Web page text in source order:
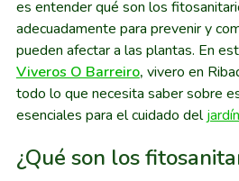
es entender qué son los
adecuadamente para prevenir y
pueden afectar a las plantas. En
Viveros O Barreiro, vivero en
todo lo que necesita saber sobre
esenciales para el cuidado deljardín
¿Qué son los